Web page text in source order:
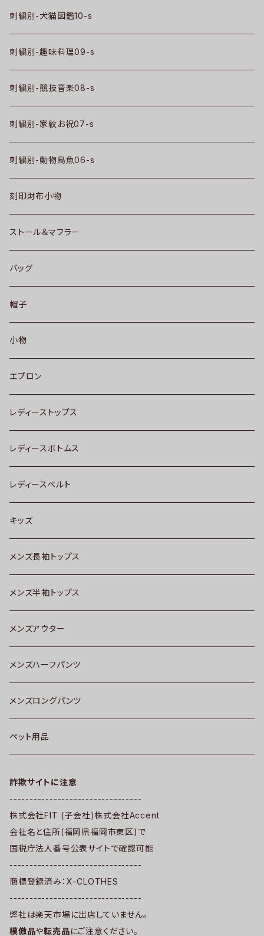
刺繍別-犬猫図鑑10-s
刺繍別-趣味料理09-s
刺繍別-競技音楽08-s
刺繍別-家紋お祝07-s
刺繍別-動物鳥魚06-s
刻印財布小物
ストール＆マフラー
バッグ
帽子
小物
エプロン
レディーストップス
レディースボトムス
レディースベルト
キッズ
メンズ長袖トップス
メンズ半袖トップス
メンズアウター
メンズハーフパンツ
メンズロングパンツ
ペット用品
詐欺サイトに注意
---------------------------------
株式会社FIT (子会社)株式会社Accent
会社名と住所(福岡県福岡市東区)で
国税庁法人番号公表サイトで確認可能
---------------------------------
商標登録済み：X-CLOTHES
---------------------------------
弊社は楽天市場に出店していません。
模倣品や転売品にご注意ください。